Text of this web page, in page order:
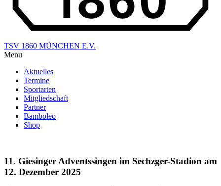
TSV 1860 MÜNCHEN E.V.
Menu
Aktuelles
Termine
Sportarten
Mitgliedschaft
Partner
Bamboleo
Shop
11. Giesinger Adventssingen im Sechzger-Stadion am
12. Dezember 2025